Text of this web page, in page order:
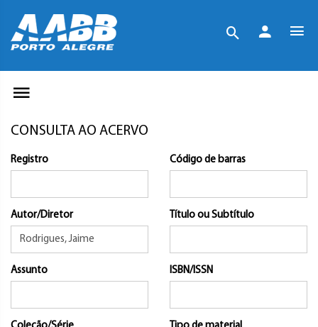
CONSULTA AO ACERVO
Registro Código de barras
Autor/Diretor Título ou Subtítulo
Assunto ISBN/ISSN